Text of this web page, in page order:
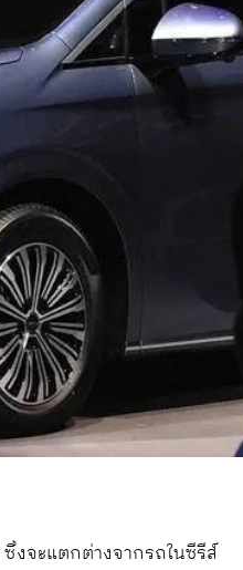
ซึ่งจะแตกต่างจากรถในซีรีส์